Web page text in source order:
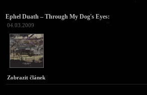
Ephel Duath – Through My Dog's Eyes:
04.03.2009
Zobrazit článek